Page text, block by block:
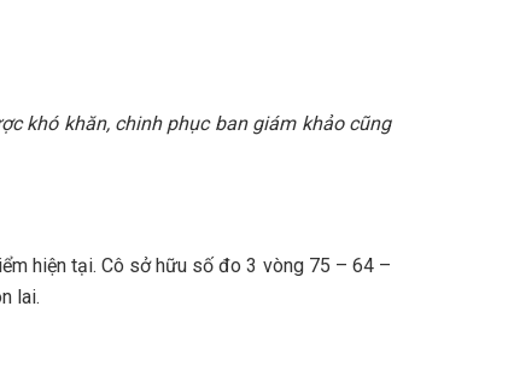
khó khăn, chinh phục ban giám khảo cũng
hiện tại. Cô sở hữu số đo 3 vòng 75 – 64 –
lai.